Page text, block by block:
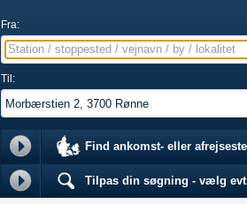
Fra:
Station / stoppested / vejnavn / by / lokalitet
Til:
Find ankomst- eller
Tilpas din søgning - vælg